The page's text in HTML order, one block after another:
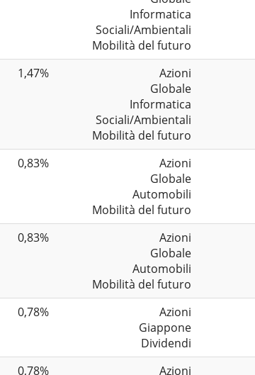
Informatica
Sociali/Ambientali
Mobilità del futuro
1,47%
Azioni
Globale
Informatica
Sociali/Ambientali
Mobilità del futuro
0,83%
Azioni
Globale
Automobili
Mobilità del futuro
0,83%
Azioni
Globale
Automobili
Mobilità del futuro
0,78%
Azioni
Giappone
Dividendi
0,78% Azioni